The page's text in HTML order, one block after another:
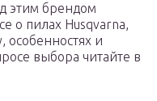
этим брендом
о пилах Husqvarna,
особенностях и
выбора читайте в